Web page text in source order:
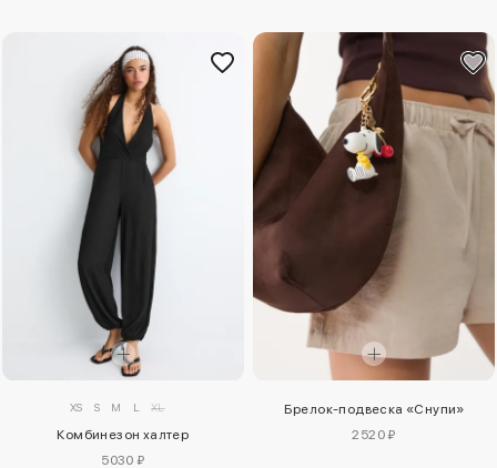
XS S M L XL
Комбинезон халтер
5030 ₽
Брелок-подвеска «Снупи»
2520 ₽